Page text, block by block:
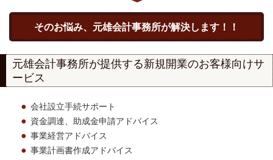
そのお悩み、元雄会計事務所が解決します！！
元雄会計事務所が提供する新規開業のお客様向けサ
ービス
会社設立手続サポート
資金調達、助成金申請アドバイス
事業経営アドバイス
事業計画書作成アドバイス